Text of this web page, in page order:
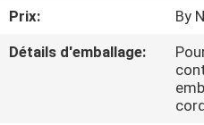
CONTRÔLE
DE
Prix:
By
Détails d'emballage: